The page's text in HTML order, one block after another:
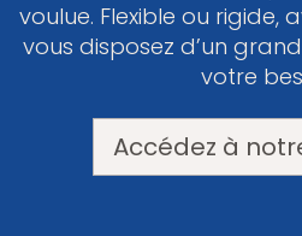
voulue. Flexible ou rigide,
vous disposez d’un
votre
Accédez à